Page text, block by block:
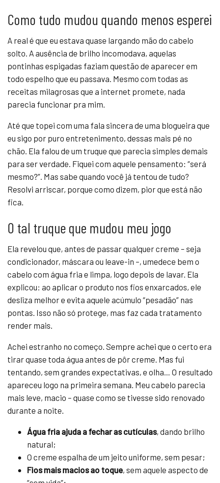
Como tudo mudou quando menos esperei
A real é que eu estava quase largando mão do cabelo
solto. A ausência de brilho incomodava, aquelas
pontinhas espigadas faziam questão de aparecer em
todo espelho que eu passava. Mesmo com todas as
receitas milagrosas que a internet promete, nada
parecia funcionar pra mim.
Até que topei com uma fala sincera de uma blogueira que
eu sigo por puro entretenimento, dessas mais pé no
chão. Ela falou de um truque que parecia simples demais
para ser verdade. Fiquei com aquele pensamento: “será
mesmo?”. Mas sabe quando você já tentou de tudo?
Resolvi arriscar, porque como dizem, pior que está não
fica.
O tal truque que mudou meu jogo
Ela revelou que, antes de passar qualquer creme – seja
condicionador, máscara ou leave-in –, umedece bem o
cabelo com água fria e limpa, logo depois de lavar. Ela
explicou: ao aplicar o produto nos fios enxarcados, ele
desliza melhor e evita aquele acúmulo “pesadão” nas
pontas. Isso não só protege, mas faz cada tratamento
render mais.
Achei estranho no começo. Sempre achei que o certo era
tirar quase toda água antes de pôr creme. Mas fui
tentando, sem grandes expectativas, e olha… O resultado
apareceu logo na primeira semana. Meu cabelo parecia
mais leve, macio – quase como se tivesse sido renovado
durante a noite.
Água fria ajuda a fechar as cutículas, dando brilho
natural;
O creme espalha de um jeito uniforme, sem pesar;
Fios mais macios ao toque, sem aquele aspecto de